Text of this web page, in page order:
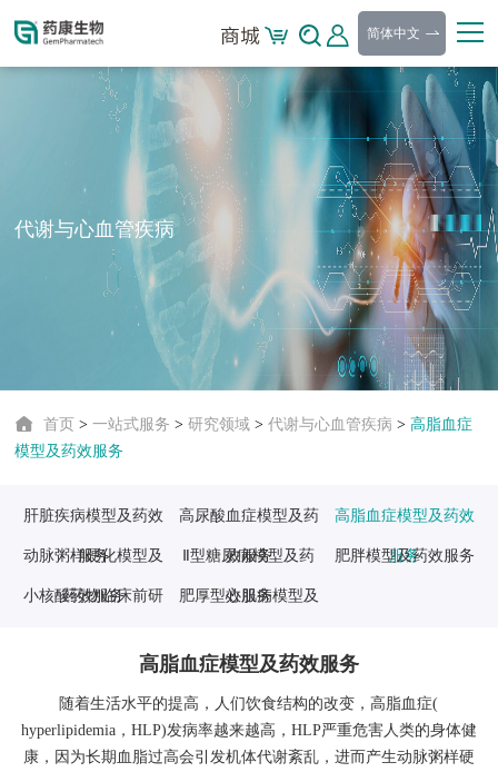
简体中文
代谢与心血管疾病
首页 >一站式服务 >研究领域 >代谢与心血管疾病 >高脂血症
模型及药效服务
肝脏疾病模型及药效
服务
高尿酸血症模型及药
效服务
高脂血症模型及药效
服务
动脉粥样硬化模型及
药效服务
Ⅱ型糖尿病模型及药
效服务
肥胖模型及药效服务
小核酸药物临床前研 肥厚型心肌病模型及
高脂血症模型及药效服务
随着生活水平的提高，人们饮食结构的改变，高脂血症(
hyperlipidemia，HLP)发病率越来越高，HLP严重危害人类的身体健
康，因为长期血脂过高会引发机体代谢紊乱，进而产生动脉粥样硬